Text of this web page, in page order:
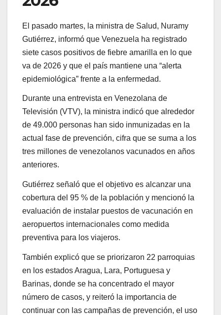
El pasado martes, la ministra de Salud, Nuramy
Gutiérrez, informó que Venezuela ha registrado
siete casos positivos de fiebre amarilla en lo que
va de 2026 y que el país mantiene una “alerta
epidemiológica” frente a la enfermedad.
Durante una entrevista en Venezolana de
Televisión (VTV), la ministra indicó que alrededor
de 49.000 personas han sido inmunizadas en la
actual fase de prevención, cifra que se suma a los
tres millones de venezolanos vacunados en años
anteriores.
Gutiérrez señaló que el objetivo es alcanzar una
cobertura del 95 % de la población y mencionó la
evaluación de instalar puestos de vacunación en
aeropuertos internacionales como medida
preventiva para los viajeros.
También explicó que se priorizaron 22 parroquias
en los estados Aragua, Lara, Portuguesa y
Barinas, donde se ha concentrado el mayor
número de casos, y reiteró la importancia de
continuar con las campañas de prevención, el uso